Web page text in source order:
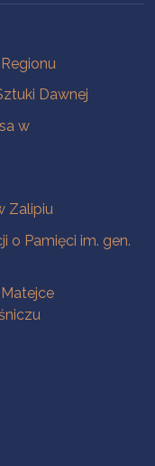
Dawnej
w
Zalipiu
o Pamięci im. gen.